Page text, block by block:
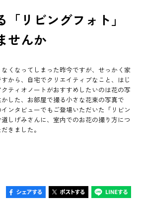
「リビングフォト」
せんか
くなってしまった昨今ですが、せっかく家
から、自宅でクリエイティブなこと、はじ
ティオノートがおすすめしたいのは花の写
した、お部屋で撮る小さな花束の写真で
ンタビューでもご登場いただいた「リビン
しげみさんに、室内でのお花の撮り方につ
きました。